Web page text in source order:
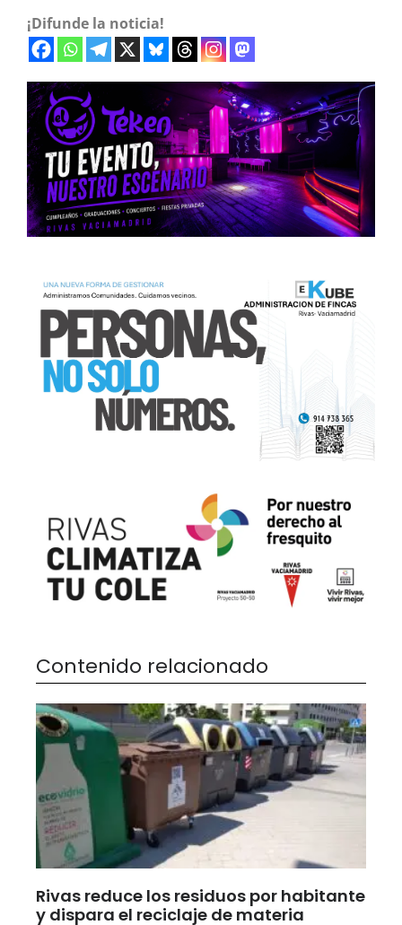
¡Difunde la noticia!
Contenido relacionado
Rivas reduce los residuos por habitante
y dispara el reciclaje de materia